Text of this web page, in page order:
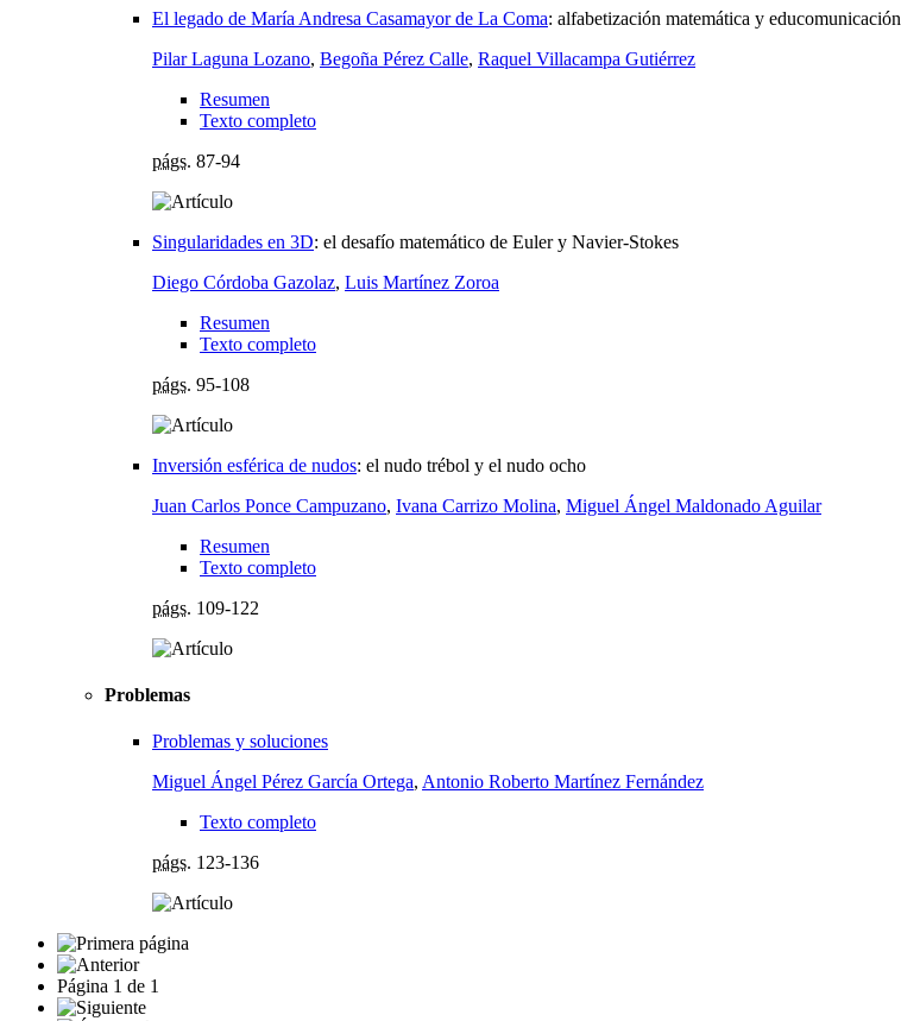
El legado de María Andresa Casamayor de La Coma: alfabetización matemática y educomunicación
Pilar Laguna Lozano, Begoña Pérez Calle, Raquel Villacampa Gutiérrez
Resumen
Texto completo
págs. 87-94
Singularidades en 3D: el desafío matemático de Euler y Navier-Stokes
Diego Córdoba Gazolaz, Luis Martínez Zoroa
Resumen
Texto completo
págs. 95-108
Inversión esférica de nudos: el nudo trébol y el nudo ocho
Juan Carlos Ponce Campuzano, Ivana Carrizo Molina, Miguel Ángel Maldonado Aguilar
Resumen
Texto completo
págs. 109-122
Problemas
Problemas y soluciones
Miguel Ángel Pérez García Ortega, Antonio Roberto Martínez Fernández
Texto completo
págs. 123-136
Página 1 de 1